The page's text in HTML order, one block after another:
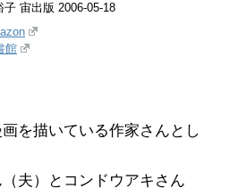
子 宙出版 2006-05-18
館
を描いている作家さんとし
夫）とコンドウアキさん